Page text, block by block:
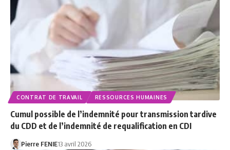
CONTRAT DE TRAVAIL RESSOURCES HUMAINES
Cumul possible de l’indemnité pour transmission tardive
du CDD et de l’indemnité de requalification en CDI
Pierre FENIE13 avril 2026